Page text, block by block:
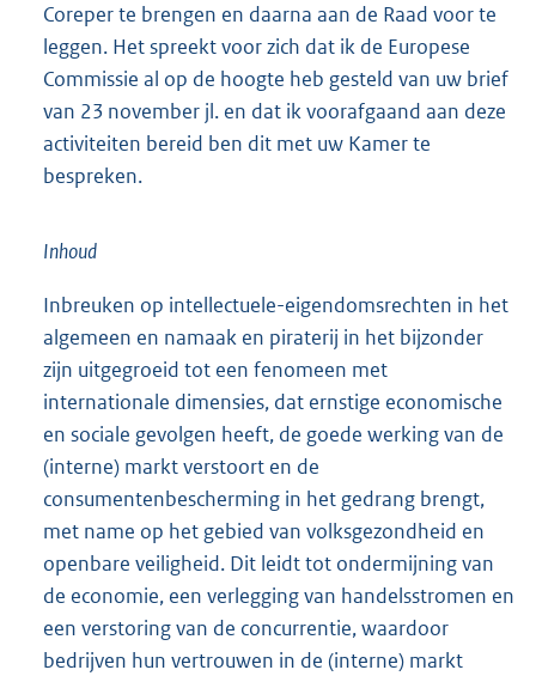
Coreper te brengen en daarna aan de Raad voor te
leggen. Het spreekt voor zich dat ik de Europese
Commissie al op de hoogte heb gesteld van uw brief
van 23 november jl. en dat ik voorafgaand aan deze
activiteiten bereid ben dit met uw Kamer te
bespreken.
Inhoud
Inbreuken op intellectuele-eigendomsrechten in het
algemeen en namaak en piraterij in het bijzonder
zijn uitgegroeid tot een fenomeen met
internationale dimensies, dat ernstige economische
en sociale gevolgen heeft, de goede werking van de
(interne) markt verstoort en de
consumentenbescherming in het gedrang brengt,
met name op het gebied van volksgezondheid en
openbare veiligheid. Dit leidt tot ondermijning van
de economie, een verlegging van handelsstromen en
een verstoring van de concurrentie, waardoor
bedrijven hun vertrouwen in de (interne) markt